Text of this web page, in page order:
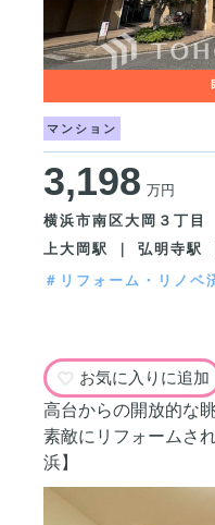
マンション
3,198 万円
横浜市南区大岡３丁目
上大岡駅 ｜ 弘明寺駅
＃リフォーム・リノベ
お気に入りに追加
高台からの開放的な
素敵にリフォームさ
浜】